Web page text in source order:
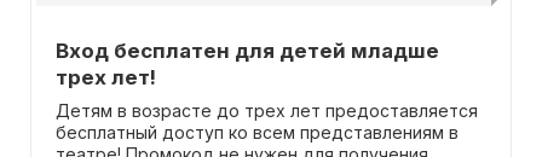
Вход бесплатен для детей младше
трех лет!
Детям в возрасте до трех лет предоставляется
бесплатный доступ ко всем представлениям в